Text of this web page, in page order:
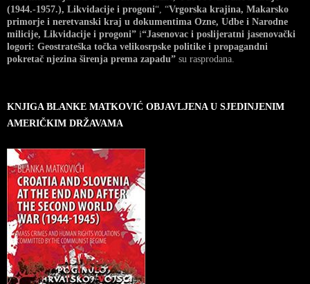
(1944.-1957.), Likvidacije i progoni“, “Vrgorska krajina, Makarsko
primorje i neretvanski kraj u dokumentima Ozne, Udbe i Narodne
milicije, Likvidacije i progoni” i“Jasenovac i poslijeratni jasenovački
logori: Geostrateška točka velikosrpske politike i propagandni
pokretač njezina širenja prema zapadu” su rasprodana.
KNJIGA BLANKE MATKOVIĆ OBJAVLJENA U SJEDINJENIM
AMERIČKIM DRŽAVAMA